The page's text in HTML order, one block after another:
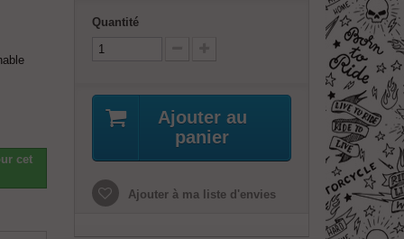
cet
Quantité
Ajouter au
panier
Ajouter à ma liste d'envies